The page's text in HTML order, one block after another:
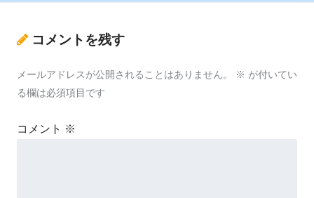
コメントを残す
メールアドレスが公開されることはありません。 ※ が付いてい
る欄は必須項目です
コメント ※